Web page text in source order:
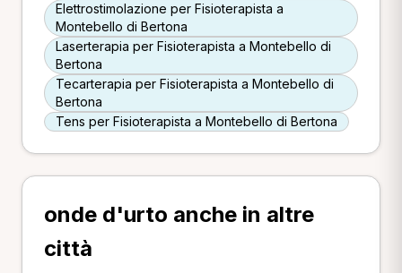
Elettrostimolazione per Fisioterapista a
Montebello di Bertona
Laserterapia per Fisioterapista a Montebello di
Bertona
Tecarterapia per Fisioterapista a Montebello di
Bertona
Tens per Fisioterapista a Montebello di Bertona
onde d'urto anche in altre
città